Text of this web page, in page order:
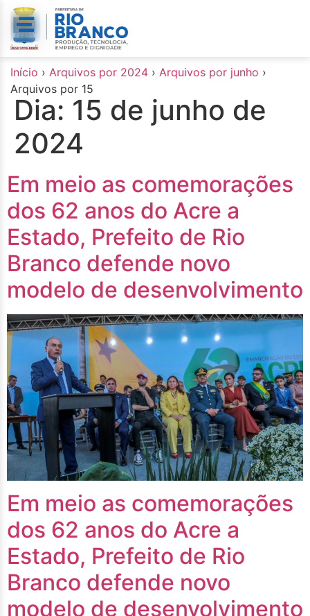
conteúdo
Início › Arquivos por 2024 › Arquivos por junho ›
Arquivos por 15
Dia: 15 de junho de
2024
Em meio as comemorações
dos 62 anos do Acre a
Estado, Prefeito de Rio
Branco defende novo
modelo de desenvolvimento
Em meio as comemorações
dos 62 anos do Acre a
Estado, Prefeito de Rio
Branco defende novo
modelo de desenvolvimento